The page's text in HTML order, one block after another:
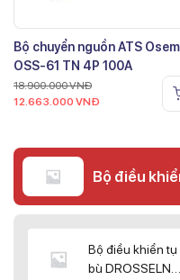
Bộ chuyển nguồn ATS
OSS-61 TN 4P 100A
18.900.000VNĐ
12.663.000 VNĐ
Bộ điều
Bộ điều khiển tụ
bù DROSSELN